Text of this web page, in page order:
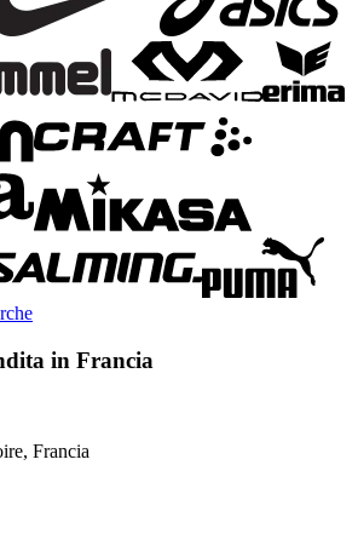
in Francia
Francia